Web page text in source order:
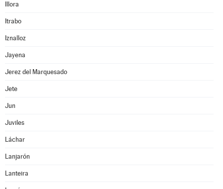
Illora
Itrabo
Iznalloz
Jayena
Jerez del Marquesado
Jete
Jun
Juviles
Láchar
Lanjarón
Lanteira